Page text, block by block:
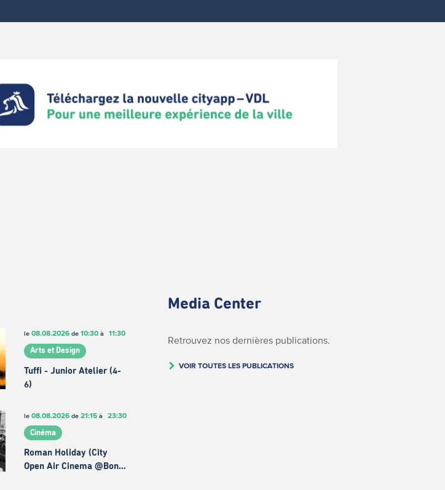
le 08.08.2026de 10:30à 11:30
Arts et Design
Tuffi - Junior Atelier (4-
6)
le 08.08.2026de 21:15à 23:30
Cinéma
Roman Holiday (City
Open Air Cinema @Bon…
Media Center
Retrouvez nos dernières publications.
VOIR TOUTES LES PUBLICATIONS